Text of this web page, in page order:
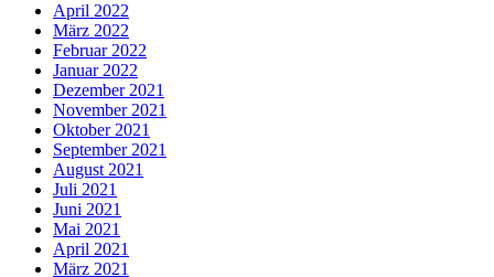
April 2022
März 2022
Februar 2022
Januar 2022
Dezember 2021
November 2021
Oktober 2021
September 2021
August 2021
Juli 2021
Juni 2021
Mai 2021
April 2021
März 2021